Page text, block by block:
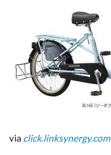
via click.linksynergy.com